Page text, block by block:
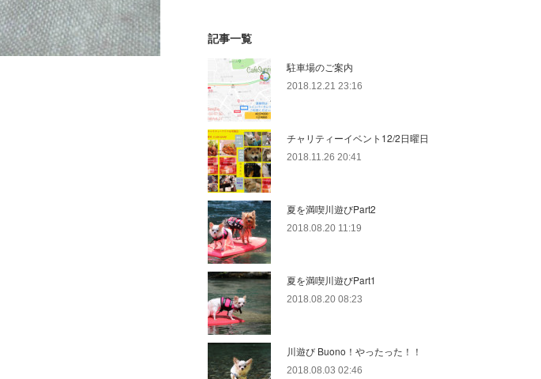
記事一覧
駐車場のご案内
2018.12.21 23:16
チャリティーイベント12/2日曜日
2018.11.26 20:41
夏を満喫川遊びPart2
2018.08.20 11:19
夏を満喫川遊びPart1
2018.08.20 08:23
川遊び Buono！やったった！！
2018.08.03 02:46